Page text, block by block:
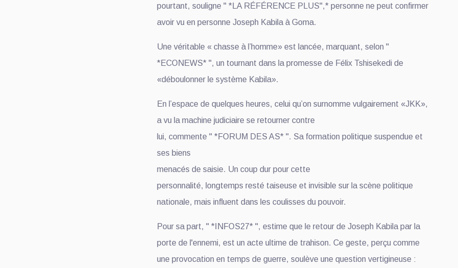
pourtant, souligne " *LA RÉFÉRENCE PLUS",* personne ne peut confirmer
avoir vu en personne Joseph Kabila à Goma.
Une véritable « chasse à l’homme» est lancée, marquant, selon "
*ECONEWS* ", un tournant dans la promesse de Félix Tshisekedi de
«déboulonner le système Kabila».
En l’espace de quelques heures, celui qu’on surnomme vulgairement «JKK»,
a vu la machine judiciaire se retourner contre
lui, commente " *FORUM DES AS* ". Sa formation politique suspendue et
ses biens
menacés de saisie. Un coup dur pour cette
personnalité, longtemps resté taiseuse et invisible sur la scène politique
nationale, mais influent dans les coulisses du pouvoir.
Pour sa part, " *INFOS27* ", estime que le retour de Joseph Kabila par la
porte de l'ennemi, est un acte ultime de trahison. Ce geste, perçu comme
une provocation en temps de guerre, soulève une question vertigineuse :